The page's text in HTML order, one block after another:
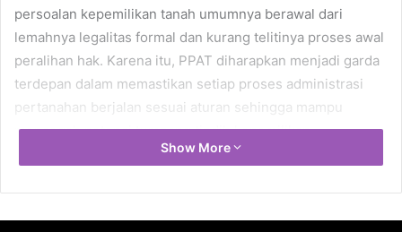
persoalan kepemilikan tanah umumnya berawal dari
lemahnya legalitas formal dan kurang telitinya proses awal
peralihan hak. Karena itu, PPAT diharapkan menjadi garda
terdepan dalam memastikan setiap proses administrasi
pertanahan berjalan sesuai aturan sehingga mampu
mencegah potensi tumpang tindih kepemilikan.
kepastian hukum kepada masyarakat. Laksanakan tugas
dengan menjunjung tinggi prinsip kehati-hatian,
Show More